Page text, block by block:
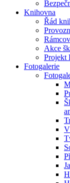
Knihovna
Řád
Akce
Projekt
Fotogalerie